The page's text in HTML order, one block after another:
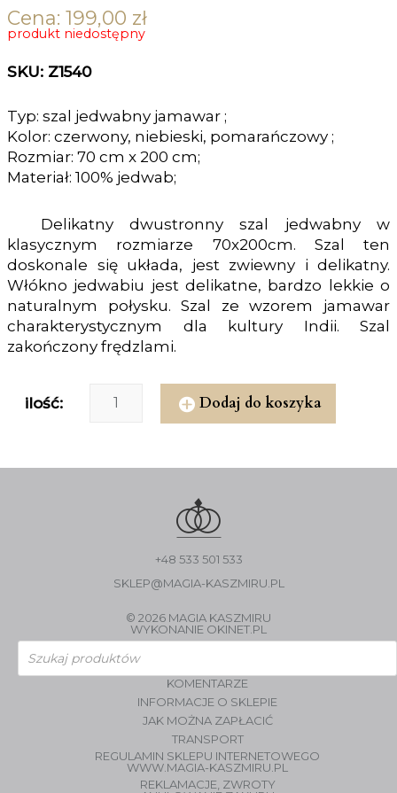
Cena: 199,00 zł
produkt niedostępny
SKU: Z1540
Typ: szal jedwabny jamawar ;
Kolor: czerwony, niebieski, pomarańczowy ;
Rozmiar: 70 cm x 200 cm;
Materiał: 100% jedwab;
Delikatny dwustronny szal jedwabny w
klasycznym rozmiarze 70x200cm. Szal ten
doskonale się układa, jest zwiewny i delikatny.
Włókno jedwabiu jest delikatne, bardzo lekkie o
naturalnym połysku. Szal ze wzorem jamawar
charakterystycznym dla kultury Indii. Szal
zakończony frędzlami.
ilość: Dodaj do koszyka
+48 533 501 533
SKLEP@MAGIA-KASZMIRU.PL
© 2026 MAGIA KASZMIRU
WYKONANIE OKINET.PL
Wyszukiwarka
produktów
KOMENTARZE
INFORMACJE O SKLEPIE
JAK MOŻNA ZAPŁACIĆ
TRANSPORT
REGULAMIN SKLEPU INTERNETOWEGO
WWW.MAGIA-KASZMIRU.PL
REKLAMACJE, ZWROTY